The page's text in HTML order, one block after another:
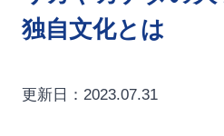
独自文化とは
更新日：2023.07.31